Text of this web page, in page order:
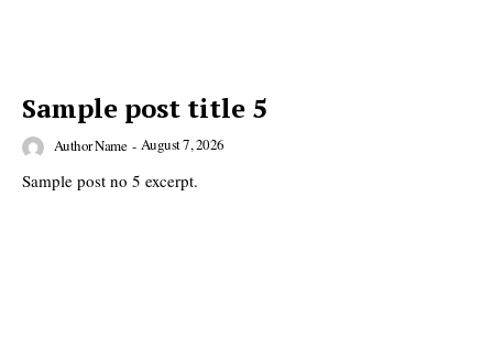
Sample post title 5
Author Name - August 7, 2026
Sample post no 5 excerpt.